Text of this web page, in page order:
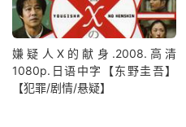
嫌疑人X的献身.2008.高清
1080p.日语中字【东野圭吾】
【犯罪/剧情/悬疑】